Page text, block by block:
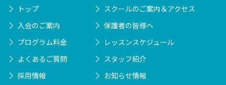
トップ
スクールのご案内＆アクセス
入会のご案内
保護者の皆様へ
プログラム料金
レッスンスケジュール
よくあるご質問
スタッフ紹介
採用情報
お知らせ情報